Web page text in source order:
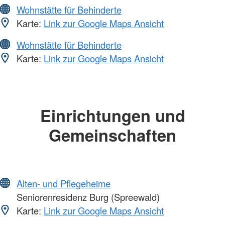
Wohnstätte für Behinderte
Karte: Link zur Google Maps Ansicht
Wohnstätte für Behinderte
Karte: Link zur Google Maps Ansicht
Einrichtungen und
Gemeinschaften
Alten- und Pflegeheime
Seniorenresidenz Burg (Spreewald)
Karte: Link zur Google Maps Ansicht